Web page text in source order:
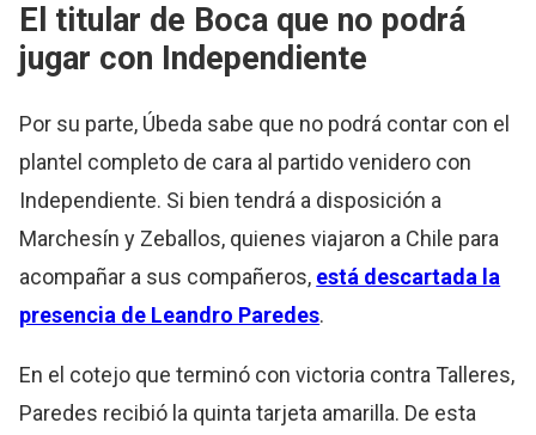
El titular de Boca que no podrá
jugar con Independiente
Por su parte, Úbeda sabe que no podrá contar con el
plantel completo de cara al partido venidero con
Independiente. Si bien tendrá a disposición a
Marchesín y Zeballos, quienes viajaron a Chile para
acompañar a sus compañeros, está descartada la
presencia de Leandro Paredes.
En el cotejo que terminó con victoria contra Talleres,
Paredes recibió la quinta tarjeta amarilla. De esta